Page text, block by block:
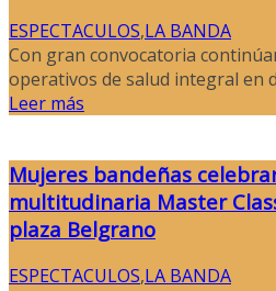
ESPECTACULOS,LA BANDA
Con gran convocatoria
operativos de salud integral en
Leer más
Mujeres bandeñas
multitudinaria Master
plaza Belgrano
ESPECTACULOS,LA BANDA